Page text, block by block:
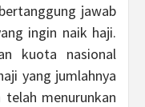
jawab
ingin naik haji.
kuota nasional
yang jumlahnya
menurunkan